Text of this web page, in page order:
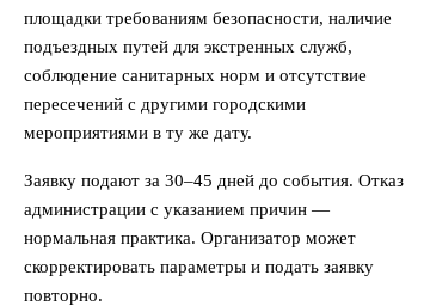
площадки требованиям безопасности, наличие
подъездных путей для экстренных служб,
соблюдение санитарных норм и отсутствие
пересечений с другими городскими
мероприятиями в ту же дату.
Заявку подают за 30–45 дней до события. Отказ
администрации с указанием причин —
нормальная практика. Организатор может
скорректировать параметры и подать заявку
повторно.